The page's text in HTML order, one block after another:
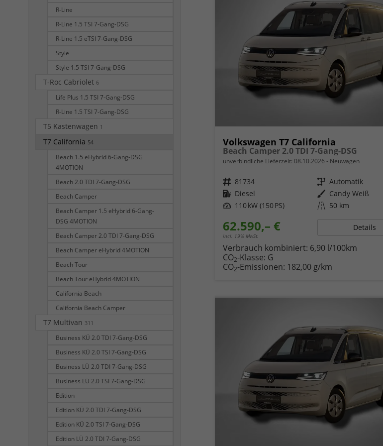
Volkswagen T7 California
Beach Camper 2.0 TDI 7-Gang-DSG
unverbindliche Lieferzeit: 08.10.2026 Neuwagen
Fahrzeugnr. 81734 Getriebe Automatik
Kraftstoff Diesel Außenfarbe Candy Weiß
Leistung 110 kW (150 PS) Kilometerstand 50 km
62.590,– €
incl. 19% MwSt.
Details
Verbrauch kombiniert: 6,90 l/100km
CO2-Klasse: G
CO2-Emissionen: 182,00 g/km
R-Line
R-Line 1.5 TSI 7-Gang-DSG
R-Line 1.5 eTSI 7-Gang-DSG
Style
Style 1.5 TSI 7-Gang-DSG
T-Roc Cabriolet 6
Life Plus 1.5 TSI 7-Gang-DSG
R-Line 1.5 TSI 7-Gang-DSG
T5 Kastenwagen 1
T7 California 54
Beach 1.5 eHybrid 6-Gang-DSG
4MOTION
Beach 2.0 TDI 7-Gang-DSG
Beach Camper
Beach Camper 1.5 eHybrid 6-Gang-
DSG 4MOTION
Beach Camper 2.0 TDI 7-Gang-DSG
Beach Camper eHybrid 4MOTION
Beach Tour
Beach Tour eHybrid 4MOTION
California Beach
California Beach Camper
T7 Multivan 311
Business KÜ 2.0 TDI 7-Gang-DSG
Business KÜ 2.0 TSI 7-Gang-DSG
Business LÜ 2.0 TDI 7-Gang-DSG
Business LÜ 2.0 TSI 7-Gang-DSG
Edition
Edition KÜ 2.0 TDI 7-Gang-DSG
Edition KÜ 2.0 TSI 7-Gang-DSG
Edition LÜ 2.0 TDI 7-Gang-DSG